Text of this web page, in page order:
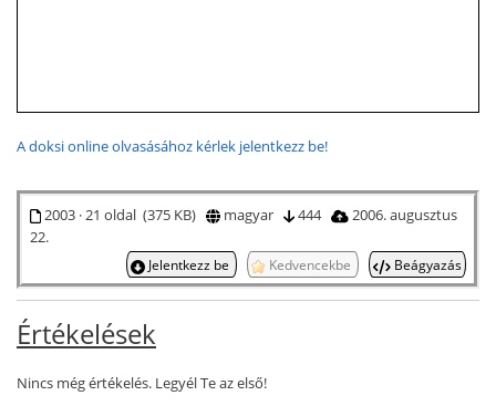
A doksi online olvasásához kérlek jelentkezz be!
2003 · 21 oldal (375 KB) magyar 444
2006. augusztus
22.
Jelentkezz be Kedvencekbe Beágyazás
Értékelések
Nincs még értékelés. Legyél Te az első!